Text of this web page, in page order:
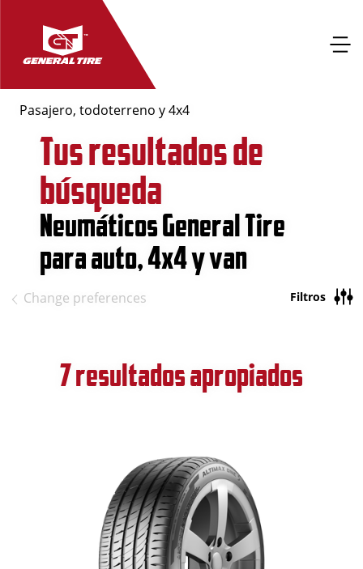
Pasajero, todoterreno y 4x4
Tus resultados de
búsqueda
Neumáticos General Tire
para auto, 4x4 y van
Change preferences Filtros
7 resultados apropiados